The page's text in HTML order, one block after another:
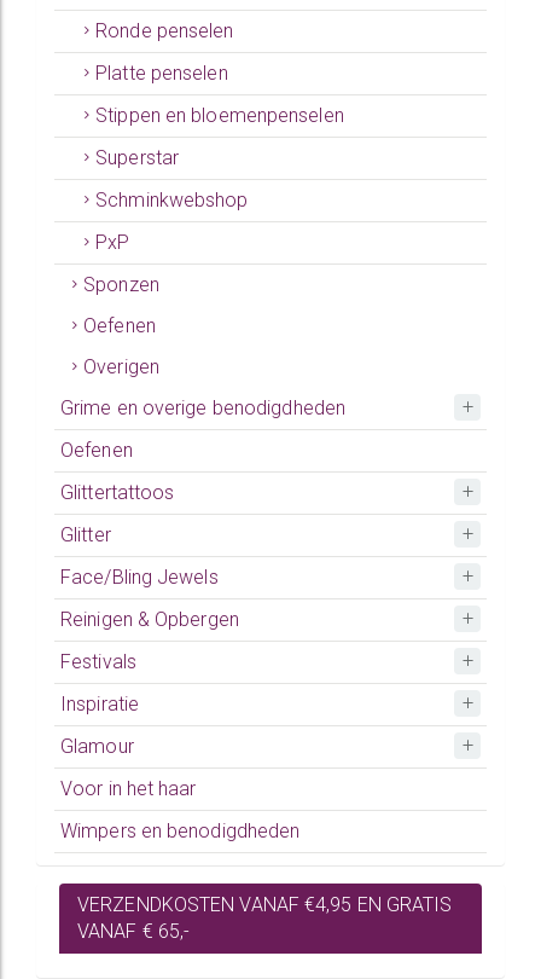
Ronde penselen
Platte penselen
Stippen en bloemenpenselen
Superstar
Schminkwebshop
PxP
Sponzen
Oefenen
Overigen
Grime en overige benodigdheden
Oefenen
Glittertattoos
Glitter
Face/Bling Jewels
Reinigen & Opbergen
Festivals
Inspiratie
Glamour
Voor in het haar
Wimpers en benodigdheden
VERZENDKOSTEN VANAF €4,95 EN GRATIS
VANAF € 65,-